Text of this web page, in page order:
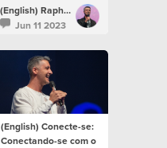
(English) Raphael Galante
Jun 11 2023
(English) Conecte-se:
Conectando-se com o